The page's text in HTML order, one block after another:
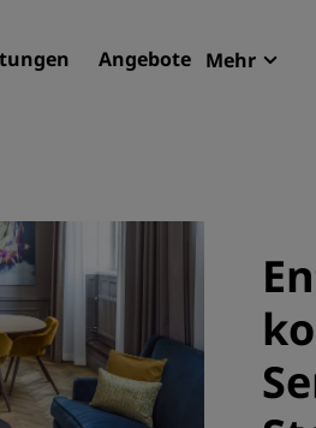
Angebote Mehr
Apartments
und geplante Hotels